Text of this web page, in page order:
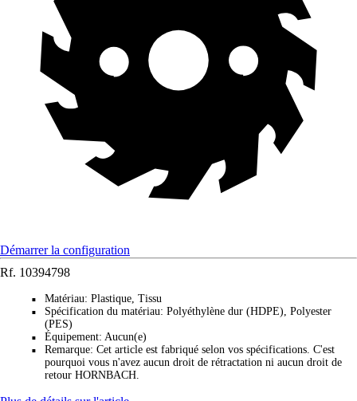
Démarrer la configuration
Rf. 10394798
■ Matériau: Plastique, Tissu
■ Spécification du matériau: Polyéthylène dur (HDPE), Polyester
(PES)
■ Équipement: Aucun(e)
■ Remarque: Cet article est fabriqué selon vos spécifications. C'est
pourquoi vous n'avez aucun droit de rétractation ni aucun droit de
retour HORNBACH.